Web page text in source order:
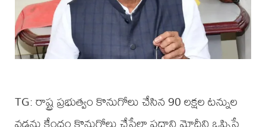
TG: రాష్ట్ర ప్రభుత్వం కొనుగోలు చేసిన 90 లక్షల టన్నుల